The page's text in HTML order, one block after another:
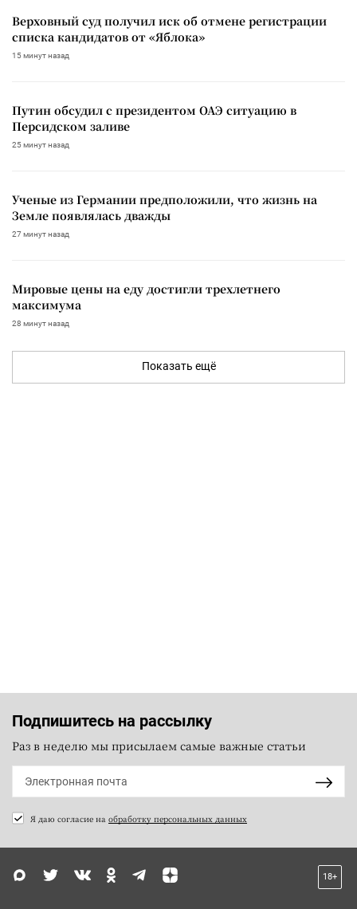
Верховный суд получил иск об отмене регистрации
списка кандидатов от «Яблока»
15 минут назад
Путин обсудил с президентом ОАЭ ситуацию в
Персидском заливе
25 минут назад
Ученые из Германии предположили, что жизнь на
Земле появлялась дважды
27 минут назад
Мировые цены на еду достигли трехлетнего
максимума
28 минут назад
Показать ещё
Подпишитесь на рассылку
Раз в неделю мы присылаем самые важные статьи
Я даю согласие на обработку персональных данных
18+